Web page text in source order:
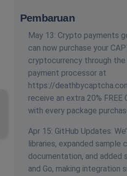
Pembaruan
May 13: Crypto payments
can now purchase your
cryptocurrency through
payment processor at
https://
receive an extra 20% FREE
with every package
Apr 15: GitHub Updates:
libraries, expanded sample
documentation, and added
and Go, making integration